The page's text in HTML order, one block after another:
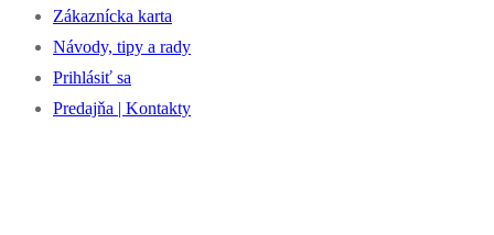
Zákaznícka karta
Návody, tipy a rady
Prihlásiť sa
Predajňa | Kontakty